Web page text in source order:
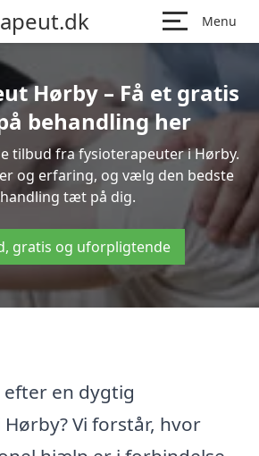
Menu
Hørby – Få et gratis
behandling her
tilbud fra fysioterapeuter i Hørby.
og erfaring, og vælg den bedste
tæt på dig.
gratis og uforpligtende
efter en dygtig
Vi forstår, hvor